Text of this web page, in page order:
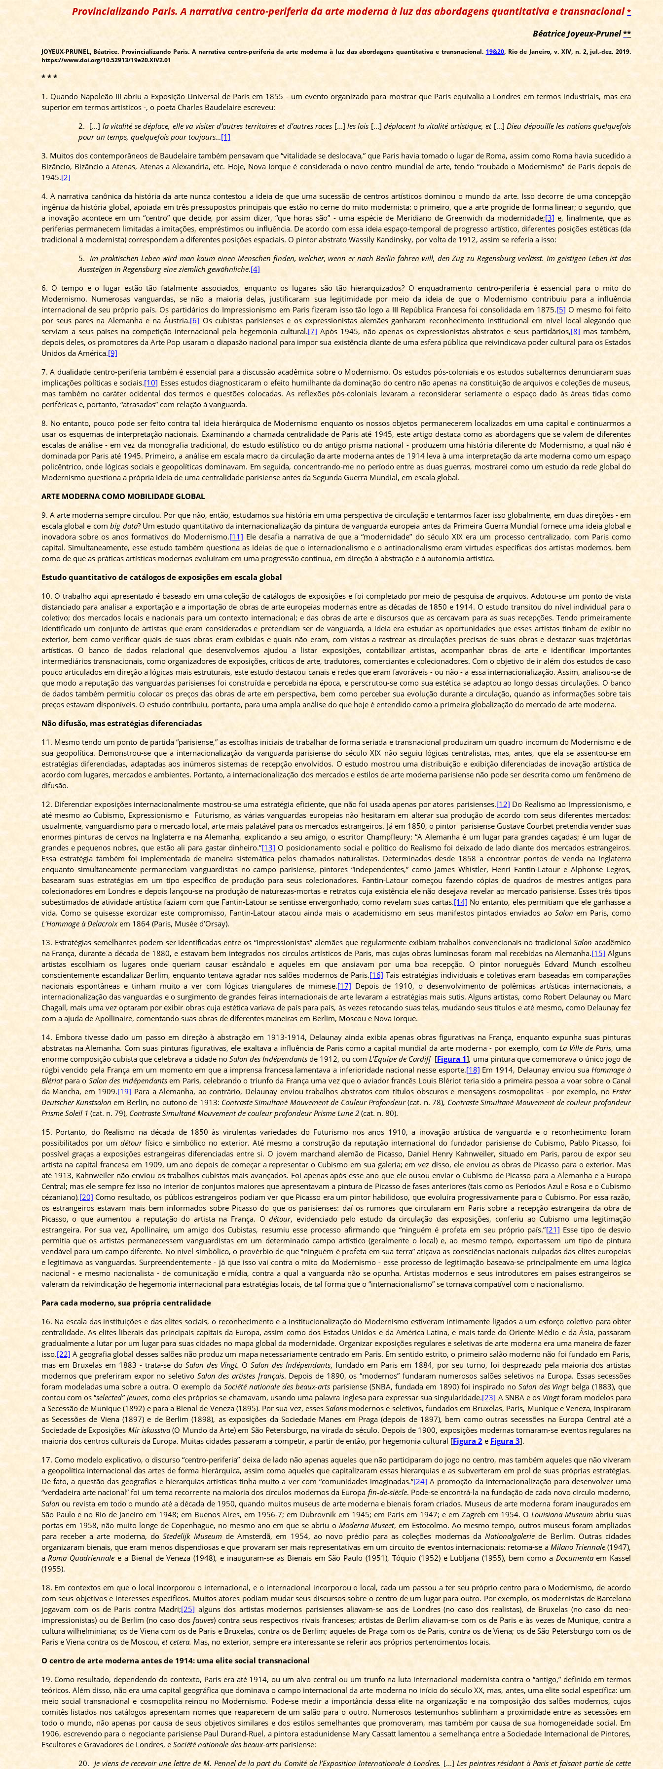
Provincializando Paris. A narrativa centro-periferia da arte moderna à luz das abordagens quantitativa e transnacional *
Béatrice Joyeux-Prunel **
JOYEUX-PRUNEL, Béatrice. Provincializando Paris. A narrativa centro-periferia da arte moderna à luz das abordagens quantitativa e transnacional. 19&20, Rio de Janeiro, v. XIV, n. 2, jul.-dez. 2019.
https://www.doi.org/10.52913/19e20.XIV2.01
* * *
1. Quando Napoleão III abriu a Exposição Universal de Paris em 1855 - um evento organizado para mostrar que Paris equivalia a Londres em termos industriais, mas era
superior em termos artísticos -, o poeta Charles Baudelaire escreveu:
2. [...] la vitalité se déplace, elle va visiter d’autres territoires et d’autres races [...] les lois [...]déplacent la vitalité artistique, et[...]Dieu dépouille les nations quelquefois
pour un temps, quelquefois pour toujours…[1]
3. Muitos dos contemporâneos de Baudelaire também pensavam que “vitalidade se deslocava,” que Paris havia tomado o lugar de Roma, assim como Roma havia sucedido a
Bizâncio, Bizâncio a Atenas, Atenas aAlexandria, etc. Hoje, Nova Iorque é considerada o novo centro mundial de arte, tendo “roubado o Modernismo” de Paris depois de
1945.[2]
4. A narrativa canônica da história da arte nunca contestou a ideia de que uma sucessão de centros artísticos dominou o mundo da arte. Isso decorre de uma concepção
ingênua da história global, apoiada em três pressupostos principais que estão no cerne do mito modernista: o primeiro, que a arte progride de forma linear; o segundo, que
a inovação acontece em um “centro” que decide, por assim dizer, “que horas são” - uma espécie de Meridiano de Greenwich da modernidade;[3] e, finalmente, que as
periferias permanecem limitadas a imitações, empréstimos ou influência. De acordo com essa ideia espaço-temporal de progresso artístico, diferentes posições estéticas (da
tradicional à modernista) correspondem a diferentes posições espaciais. O pintor abstrato Wassily Kandinsky, por volta de 1912, assim se referia a isso:
5. Im praktischen Leben wird man kaum einen Menschen finden, welcher, wenn er nach Berlin fahren will, den Zug zu Regensburg verlässt. Im geistigen Leben ist das
Aussteigen in Regensburg eine ziemlich gewöhnliche.[4]
6. O tempo e o lugar estão tão fatalmente associados, enquanto os lugares são tão hierarquizados? O enquadramento centro-periferia é essencial para o mito do
Modernismo. Numerosas vanguardas, se não a maioria delas, justificaram sua legitimidade por meio da ideia de que o Modernismo contribuiu para a influência
internacional de seu próprio país. Os partidários do Impressionismo em Paris fizeram isso tão logo a III República Francesa foi consolidada em 1875.[5] O mesmo foi feito
por seus pares na Alemanha e na Áustria.[6] Os cubistas parisienses e os expressionistas alemães ganharam reconhecimento institucional em nível local alegando que
serviam a seus países na competição internacional pela hegemonia cultural.[7] Após 1945, não apenas os expressionistas abstratos e seus partidários,[8] mas também,
depois deles, os promotores da Arte Pop usaram o diapasão nacional para impor sua existência diante de uma esfera pública que reivindicava poder cultural para os Estados
Unidos da América.[9]
7. A dualidade centro-periferia também é essencial para a discussão acadêmica sobre o Modernismo. Os estudos pós-coloniais e os estudos subalternos denunciaram suas
implicações políticas e sociais.[10] Esses estudos diagnosticaram o efeito humilhante da dominação do centro não apenas na constituição de arquivos e coleções de museus,
mas também no caráter ocidental dos termos e questões colocadas. As reflexões pós-coloniais levaram a reconsiderar seriamente o espaço dado às áreas tidas como
periféricas e, portanto, “atrasadas” com relação à vanguarda.
8. No entanto, pouco pode ser feito contra tal ideia hierárquica de Modernismo enquanto os nossos objetos permanecerem localizados em uma capital e continuarmos a
usar os esquemas de interpretação nacionais. Examinando a chamada centralidade de Paris até 1945, este artigo destaca como as abordagens que se valem de diferentes
escalas de análise - em vez da monografia tradicional, do estudo estilístico ou do antigo prisma nacional - produzem uma história diferente do Modernismo, a qual não é
dominada por Paris até 1945. Primeiro, a análise em escala macro da circulação da arte moderna antes de 1914 levaà uma interpretação da arte moderna como um espaço
policêntrico, onde lógicas sociais e geopolíticas dominavam. Em seguida, concentrando-me no período entre as duas guerras, mostrarei como um estudo da rede global do
Modernismo questiona a própria ideia de uma centralidade parisiense antes da Segunda Guerra Mundial, em escala global.
ARTE MODERNA COMO MOBILIDADE GLOBAL
9. A arte moderna sempre circulou. Por que não, então, estudamos sua história em uma perspectiva de circulação e tentarmos fazer isso globalmente, em duas direções - em
escala global e combig data? Um estudo quantitativo da internacionalização da pintura de vanguarda europeia antes da Primeira Guerra Mundial fornece uma ideia global e
inovadora sobre os anos formativos do Modernismo.[11] Ele desafia a narrativa de que a “modernidade” do século XIX era um processo centralizado, com Paris como
capital. Simultaneamente, esse estudo também questiona as ideias de que o internacionalismo e oantinacionalismo eram virtudes específicas dos artistas modernos, bem
como de que as práticas artísticas modernas evoluíram em uma progressão contínua, em direção à abstração e à autonomia artística.
Estudo quantitativo de catálogos de exposições em escala global
10. O trabalho aqui apresentado é baseado em uma coleção de catálogos de exposições e foi completado por meio de pesquisa de arquivos. Adotou-se um ponto de vista
distanciado para analisar a exportação e a importação de obras de arte europeias modernas entre as décadas de 1850 e 1914. O estudo transitou do nível individual para o
coletivo; dos mercados locais e nacionais para um contexto internacional; e das obras de arte e discursos que as cercavam para as suas recepções. Tendo primeiramente
identificado um conjunto de artistas que eram considerados e pretendiam ser de vanguarda, a ideia era estudar as oportunidades que esses artistas tinham de exibir no
exterior, bem como verificar quais de suas obras eram exibidas e quais não eram, com vistas a rastrear as circulações precisas de suas obras e destacar suas trajetórias
artísticas. O banco de dados relacional que desenvolvemos ajudou a listar exposições, contabilizar artistas, acompanhar obras de arte e identificar importantes
intermediários transnacionais, como organizadores de exposições, críticos de arte, tradutores, comerciantes e colecionadores. Com o objetivo de ir além dos estudos de caso
pouco articulados em direção a lógicas mais estruturais, este estudo destacou canais e redes que eram favoráveis - ou não - a essa internacionalização. Assim, analisou-se de
que modo a reputação das vanguardas parisienses foi construída e percebida na época, e perscrutou-se como sua estética se adaptou ao longo dessas circulações. O banco
de dados também permitiu colocar os preços das obras de arte em perspectiva, bem como perceber sua evolução durante a circulação, quando as informações sobre tais
preços estavam disponíveis. O estudo contribuiu, portanto, para uma ampla análise do que hoje é entendido como a primeira globalização do mercado de arte moderna.
Não difusão, mas estratégias diferenciadas
11. Mesmo tendo um ponto de partida “parisiense,” as escolhas iniciais de trabalhar de forma seriada e transnacional produziram um quadro incomum do Modernismo e de
sua geopolítica. Demonstrou-se que a internacionalização da vanguarda parisiense do século XIX não seguiu lógicas centralistas, mas, antes, que ela se assentou-se em
estratégias diferenciadas, adaptadas aos inúmeros sistemas de recepção envolvidos. O estudo mostrou uma distribuição e exibição diferenciadas de inovação artística de
acordo com lugares, mercados e ambientes. Portanto, a internacionalização dos mercados e estilos de arte moderna parisiense não pode ser descrita como um fenômeno de
difusão.
12. Diferenciar exposições internacionalmente mostrou-se uma estratégia eficiente, que não foi usada apenas por atores parisienses.[12] Do Realismo ao Impressionismo, e
até mesmo ao Cubismo, Expressionismo e Futurismo, as várias vanguardas europeias não hesitaram em alterar sua produção de acordo com seus diferentes mercados:
usualmente, vanguardismo para o mercado local, arte mais palatável para os mercados estrangeiros. Já em 1850, o pintor parisienseGustave Courbet pretendia vender suas
enormes pinturas de cervos na Inglaterra e na Alemanha, explicando a seu amigo, o escritor Champfleury: “A Alemanha é um lugar para grandes caçadas; é um lugar de
grandes e pequenos nobres, que estão ali para gastar dinheiro.”[13] O posicionamento social e político do Realismo foi deixado de lado diante dos mercados estrangeiros.
Essa estratégia também foi implementada de maneira sistemática pelos chamados naturalistas. Determinados desde 1858 a encontrar pontos de venda na Inglaterra
enquanto simultaneamente permaneciam vanguardistas no campo parisiense, pintores “independentes,” como JamesWhistler, Henri Fantin-Latour e Alphonse Legros,
basearam suas estratégias em um tipo específico de produção para seus colecionadores. Fantin-Latour começou fazendo cópias de quadros de mestres antigos para
colecionadores em Londres e depois lançou-se na produção de naturezas-mortas e retratos cuja existência ele não desejava revelar ao mercado parisiense. Esses três tipos
subestimados de atividade artística faziam com que Fantin-Latour se sentisse envergonhado, como revelam suas cartas.[14] No entanto, eles permitiam que ele ganhasse a
vida. Como se quisesse exorcizar este compromisso, Fantin-Latour atacou ainda mais o academicismo em seus manifestos pintados enviados ao Salon em Paris, como
L'HommageàDelacroix em 1864 (Paris, Musée d’Orsay).
13. Estratégias semelhantes podem ser identificadas entre os “impressionistas” alemães que regularmente exibiam trabalhos convencionais no tradicionalSalon acadêmico
na França, durante a década de 1880, e estavam bem integrados nos círculos artísticos de Paris, mas cujas obras luminosas foram mal recebidasna Alemanha.[15] Alguns
artistas escolhiam os lugares onde queriam causar escândalo e aqueles em que ansiavam por uma boa recepção. O pintor norueguês Edvard Munch escolheu
conscientemente escandalizar Berlim, enquanto tentava agradar nos salões modernos de Paris.[16] Tais estratégias individuais e coletivas eram baseadas em comparações
nacionais espontâneas e tinham muito a ver com lógicas triangulares de mimese.[17] Depois de 1910, o desenvolvimento de polêmicas artísticas internacionais, a
internacionalização das vanguardas e o surgimento de grandes feiras internacionais de arte levaram a estratégias mais sutis. Alguns artistas, como Robert Delaunayou Marc
Chagall, mais uma vez optaram por exibir obras cuja estética variava de país para país, às vezes retocando suas telas, mudando seus títulos e até mesmo, como Delaunay fez
com a ajuda de Apollinaire, comentando suas obras de diferentes maneiras em Berlim, Moscou e Nova Iorque.
14. Embora tivesse dado um passo em direção à abstração em 1913-1914, Delaunayainda exibia apenas obras figurativas na França, enquanto expunha suas pinturas
abstratas na Alemanha. Com suas pinturas figurativas, ele exaltava a influência de Paris como a capital mundial da arte moderna - por exemplo, comLa Ville de Paris, uma
enorme composição cubista que celebrava a cidade no Salon des Indépendantsde 1912, ou com L'Equipede Cardiff[Figura 1], uma pintura que comemorava o único jogo de
rúgbi vencido pela França em um momento em que a imprensa francesa lamentava a inferioridade nacional nesse esporte.[18] Em 1914, Delaunay enviou suaHommage à
Blériotpara o Salondes Indépendantsem Paris, celebrando o triunfo da França uma vez que o aviador francês Louis Blériot teria sido a primeira pessoa a voar sobre o Canal
da Mancha, em 1909.[19] Para a Alemanha, ao contrário, Delaunayenviou trabalhos abstratos com títulos obscuros e mensagens cosmopolitas - por exemplo, noErster
DeutscherKunstsalon em Berlin, no outono de 1913: ContrasteSimultané Mouvementde Couleur Profondeur (cat. n. 78), ContrasteSimultané Mouvementdecouleur profondeur
PrismeSoleil 1 (cat. n. 79), Contraste Simultané Mouvementde couleur profondeur Prisme Lune2 (cat. n. 80).
15. Portanto, do Realismo na década de 1850 às virulentas variedades do Futurismo nos anos 1910, a inovação artística de vanguarda e o reconhecimento foram
possibilitados por um détourfísico e simbólico no exterior. Até mesmo a construção da reputação internacional do fundador parisiense do Cubismo, Pablo Picasso, foi
possível graças a exposições estrangeiras diferenciadas entre si. O jovem marchand alemão de Picasso, Daniel Henry Kahnweiler, situado em Paris, parou de expor seu
artista na capital francesa em 1909, um ano depois de começar a representar o Cubismo em sua galeria; em vez disso, ele enviou as obras de Picasso para o exterior. Mas
até 1913, Kahnweiler não enviou os trabalhos cubistas mais avançados. Foi apenas após esse ano que ele ousou enviar o Cubismo de Picasso para a Alemanha e a Europa
Central; mas ele sempre fez isso no interior de conjuntos maiores que apresentavam a pintura de Picasso de fases anteriores (tais como os Períodos Azul e Rosa e o Cubismo
cézaniano).[20] Como resultado, os públicos estrangeiros podiam ver que Picasso era um pintor habilidoso, que evoluíra progressivamente para o Cubismo. Por essa razão,
os estrangeiros estavam mais bem informados sobre Picasso do que os parisienses: daí os rumores que circularam em Paris sobre a recepção estrangeira da obra de
Picasso, o que aumentou a reputação do artista na França. Odétour, evidenciado pelo estudo da circulação das exposições, conferiu ao Cubismo uma legitimação
estrangeira. Por sua vez, Apollinaire, um amigo dos Cubistas, resumiu esse processo afirmando que “ninguém é profeta em seu próprio país.”[21] Esse tipo de desvio
permitia que os artistas permanecessem vanguardistas em um determinado campo artístico (geralmente o local) e, ao mesmo tempo, exportassem um tipo de pintura
vendável para um campo diferente. No nível simbólico, o provérbio de que “ninguém é profeta em sua terra” atiçava as consciências nacionais culpadas das elites europeias
e legitimava as vanguardas. Surpreendentemente - já que isso vai contra o mito do Modernismo - esse processo de legitimação baseava-se principalmente em uma lógica
nacional - e mesmo nacionalista - de comunicação e mídia, contra a qual a vanguarda não se opunha. Artistas modernos e seus introdutores em países estrangeiros se
valeram da reivindicação de hegemonia internacional para estratégias locais, de tal forma que o “internacionalismo” se tornava compatível com o nacionalismo.
Para cada moderno, sua própria centralidade
16. Na escala das instituições e das elites sociais, o reconhecimento e a institucionalização do Modernismo estiveram intimamente ligados a um esforço coletivo para obter
centralidade. As elites liberais das principais capitais da Europa, assim como dos Estados Unidos e da América Latina, e mais tarde do Oriente Médio e da Ásia, passaram
gradualmente a lutar por um lugar para suas cidades no mapa global da modernidade. Organizar exposições regulares e seletivas de arte moderna era uma maneira de fazer
isso.[22] A geografia global desses salões não produz um mapa necessariamente centrado em Paris. Em sentido estrito, o primeiro salão moderno não foi fundado em Paris,
mas em Bruxelas em 1883 - trata-se do Salon des Vingt. OSalondes Indépendants, fundado em Paris em 1884, por seu turno, foi desprezado pela maioria dos artistas
modernos que preferiram expor no seletivo Salondes artistes français. Depois de 1890, os “modernos” fundaram numerosos salões seletivos na Europa. Essas secessões
foram modeladas uma sobre a outra. O exemplo daSociéténationale des beaux-arts parisiense (SNBA, fundada em 1890) foi inspirado no Salon des Vingtbelga (1883), que
contou com os “selected”jeunes, como eles próprios se chamavam, usando uma palavra inglesa para expressar sua singularidade.[23] A SNBA e os Vingtforam modelos para
a Secessão de Munique (1892) e para a Bienal de Veneza (1895). Por sua vez, esses Salonsmodernos e seletivos, fundadosem Bruxelas, Paris, Munique e Veneza, inspiraram
as Secessões de Viena (1897) e de Berlim (1898), as exposições da Sociedade Manes em Praga (depois de 1897), bem como outras secessões na Europa Central até a
Sociedade de Exposições Mir iskusstva(O Mundo da Arte) em São Petersburgo, na virada do século. Depois de 1900, exposições modernas tornaram-se eventos regulares na
maioria dos centros culturais da Europa. Muitas cidades passaram a competir, a partir de então, por hegemonia cultural [Figura 2 e Figura 3].
17. Como modelo explicativo, o discurso “centro-periferia” deixa de lado não apenas aqueles que não participaram do jogo no centro, mas também aqueles que não viveram
a geopolítica internacional das artes de forma hierárquica, assim como aqueles que capitalizaram essas hierarquias e as subverteram em prol de suas próprias estratégias.
De fato, a questão das geografias e hierarquias artísticas tinha muito a ver com “comunidades imaginadas.”[24] A promoção da internacionalização para desenvolver uma
“verdadeira arte nacional” foi um tema recorrente na maioria dos círculos modernos da Europa fin‐de‐siècle. Pode-se encontrá-la na fundação de cada novo círculo moderno,
Salon ou revista em todo o mundo até a década de 1950, quando muitos museus de arte moderna e bienais foram criados. Museus de arte moderna foram inaugurados em
São Paulo e no Rio de Janeiro em 1948; em Buenos Aires, em 1956-7; em Dubrovnik em 1945; em Paris em 1947; e em Zagreb em 1954. OLouisianaMuseum abriu suas
portas em 1958, não muito longe de Copenhague, no mesmo ano em que se abriu o Moderna Museet, em Estocolmo. Ao mesmo tempo, outros museus foram ampliados
para receber a arte moderna, doStedelijk Museumde Amsterdã, em 1954, ao novo prédio para as coleções modernas daNationalgalerie de Berlim. Outras cidades
organizaram bienais, que eram menos dispendiosas e que provaram ser mais representativas em um circuito de eventos internacionais: retoma-se a Milano Triennale (1947),
aRoma Quadriennale e a Bienal de Veneza (1948), e inauguram-se as Bienais em São Paulo (1951), Tóquio (1952) e Lubljana (1955), bem como a Documentaem Kassel
(1955).
18. Em contextos em que o local incorporou o internacional, e o internacional incorporou o local, cada um passou a ter seu próprio centro para o Modernismo, de acordo
com seus objetivos e interesses específicos. Muitos atores podiam mudar seus discursos sobre o centro de um lugar para outro. Por exemplo, os modernistas de Barcelona
jogavam com os de Paris contra Madri;[25] alguns dos artistas modernos parisienses aliavam-se aos de Londres (no caso dos realistas), de Bruxelas (no caso do neo-
impressionistas) ou de Berlim (no caso dos fauves) contra seus respectivos rivais franceses; artistas de Berlim aliavam-se com os de Paris e às vezes de Munique, contra a
culturawilhelminiana; os de Viena com os de Paris e Bruxelas, contra os de Berlim; aqueles de Praga com os de Paris, contra os de Viena; os de São Petersburgo com os de
Paris e Viena contra os de Moscou, etcetera. Mas, no exterior, sempre era interessante se referir aos próprios pertencimentos locais.
O centro de arte moderna antes de 1914: uma elite social transnacional
19. Como resultado, dependendo do contexto, Paris era até 1914, ou um alvo central ou um trunfo na luta internacional modernista contra o “antigo,” definido em termos
teóricos. Além disso, não era uma capital geográfica que dominava o campo internacional da arte moderna no início do século XX, mas, antes, uma elite social específica: um
meio social transnacional e cosmopolita reinou no Modernismo. Pode-se medir a importância dessa elite na organização e na composição dos salões modernos, cujos
comitês listados nos catálogos apresentam nomes que reaparecem de um salão para o outro. Numerosos testemunhos sublinham a proximidade entre as secessões em
todo o mundo, não apenas por causa de seus objetivos similares e dos estilos semelhantes que promoveram, mas também por causa de sua homogeneidade social. Em
1906, escrevendo para o negociante parisiense Paul Durand-Ruel, a pintora estadunidense Mary Cassattlamentou a semelhança entre a Sociedade Internacional de Pintores,
Escultores e Gravadores de Londres, e Sociéténationale des beaux-artsparisiense:
20. Je viens de recevoir une lettre de M. Pennel de la part du Comité de l’Exposition Internationale à Londres. [...] Les peintres résidant à Paris et faisant partie de cette